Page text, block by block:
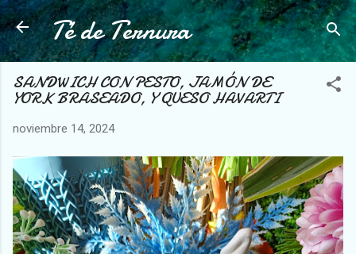
Ir al contenido principal
Té de Ternura
SANDWICH CON PESTO, JAMÓN DE
YORK BRASEADO, Y QUESO HAVARTI
noviembre 14, 2024